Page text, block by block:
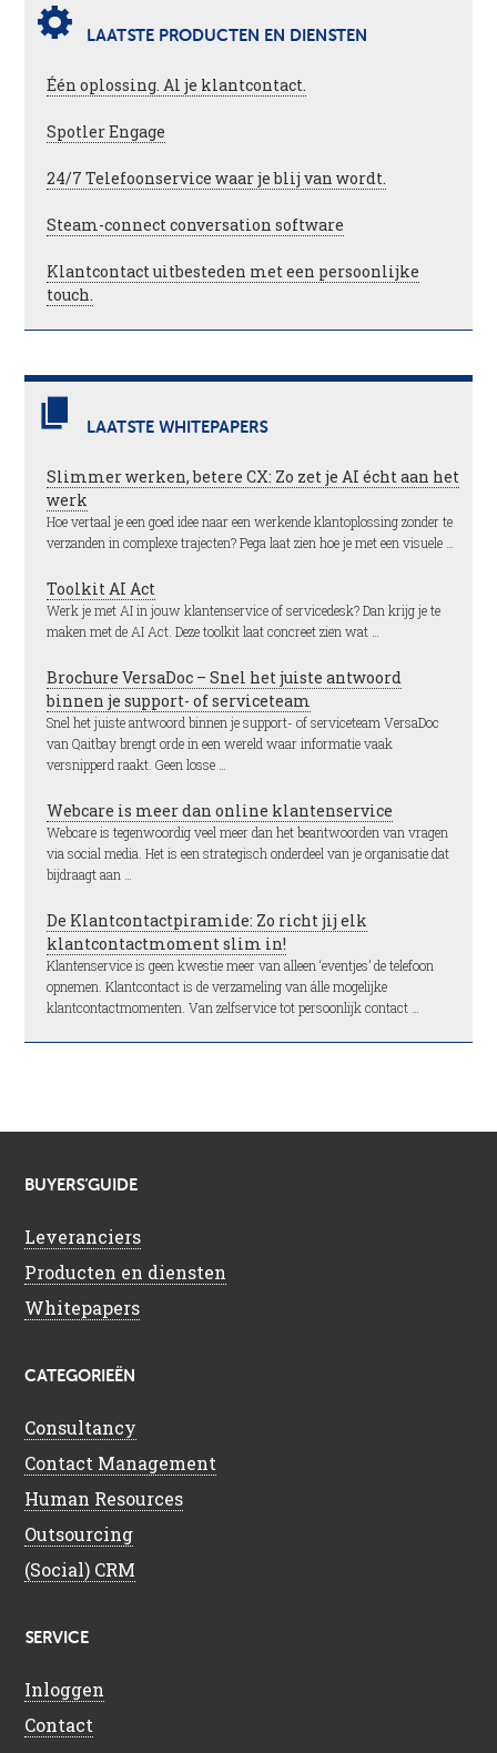
LAATSTE PRODUCTEN EN DIENSTEN
Één oplossing. Al je klantcontact.
Spotler Engage
24/7 Telefoonservice waar je blij van wordt.
Steam-connect conversation software
Klantcontact uitbesteden met een persoonlijke
touch.
LAATSTE WHITEPAPERS
Slimmer werken, betere CX: Zo zet je AI écht aan het
werk
Hoe vertaal je een goed idee naar een werkende klantoplossing zonder te
verzanden in complexe trajecten? Pega laat zien hoe je met een visuele …
Toolkit AI Act
Werk je met AI in jouw klantenservice of servicedesk? Dan krijg je te
maken met de AI Act. Deze toolkit laat concreet zien wat …
Brochure VersaDoc – Snel het juiste antwoord
binnen je support- of serviceteam
Snel het juiste antwoord binnen je support- of serviceteam VersaDoc
van Qaitbay brengt orde in een wereld waar informatie vaak
versnipperd raakt. Geen losse …
Webcare is meer dan online klantenservice
Webcare is tegenwoordig veel meer dan het beantwoorden van vragen
via social media. Het is een strategisch onderdeel van je organisatie dat
bijdraagt aan …
De Klantcontactpiramide: Zo richt jij elk
klantcontactmoment slim in!
Klantenservice is geen kwestie meer van alleen ‘eventjes’ de telefoon
opnemen. Klantcontact is de verzameling van álle mogelijke
klantcontactmomenten. Van zelfservice tot persoonlijk contact …
BUYERS’GUIDE
Leveranciers
Producten en diensten
Whitepapers
CATEGORIEËN
Consultancy
Contact Management
Human Resources
Outsourcing
(Social) CRM
SERVICE
Inloggen
Contact